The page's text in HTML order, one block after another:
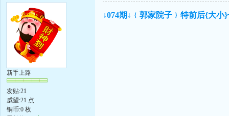
新手上路
发贴:21
威望:21 点
铜币:0 枚
↓074期↓﹛郭家院子﹜特前后{